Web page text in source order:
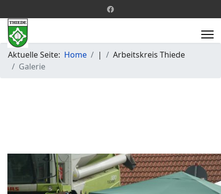
Aktuelle Seite: Home |
Arbeitskreis Thiede
Galerie